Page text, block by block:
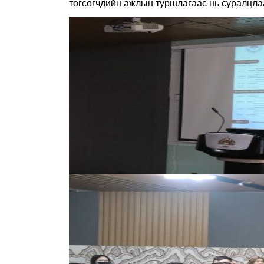
төгсөгчдийн ажлын туршлагаас нь